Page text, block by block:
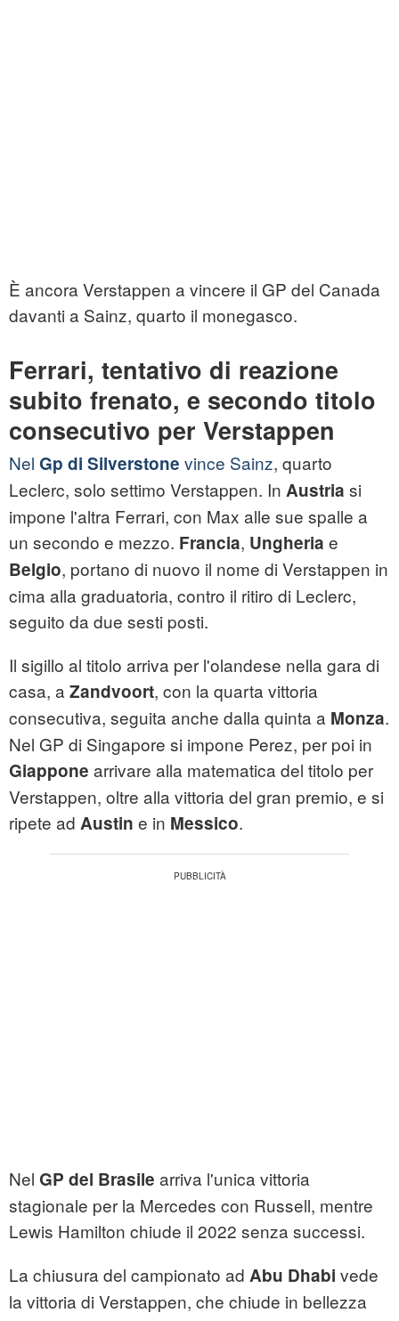
È ancora Verstappen a vincere il GP del Canada
davanti a Sainz, quarto il monegasco.
Ferrari, tentativo di reazione
subito frenato, e secondo titolo
consecutivo per Verstappen
Nel Gp di Silverstone vince Sainz, quarto
Leclerc, solo settimo Verstappen. In Austria si
impone l'altra Ferrari, con Max alle sue spalle a
un secondo e mezzo. Francia, Ungheria e
Belgio, portano di nuovo il nome di Verstappen in
cima alla graduatoria, contro il ritiro di Leclerc,
seguito da due sesti posti.
Il sigillo al titolo arriva per l'olandese nella gara di
casa, a Zandvoort, con la quarta vittoria
consecutiva, seguita anche dalla quinta a Monza.
Nel GP di Singapore si impone Perez, per poi in
Giappone arrivare alla matematica del titolo per
Verstappen, oltre alla vittoria del gran premio, e si
ripete ad Austin e in Messico.
Nel GP del Brasile arriva l'unica vittoria
stagionale per la Mercedes con Russell, mentre
Lewis Hamilton chiude il 2022 senza successi.
La chiusura del campionato ad Abu Dhabi vede
la vittoria di Verstappen, che chiude in bellezza